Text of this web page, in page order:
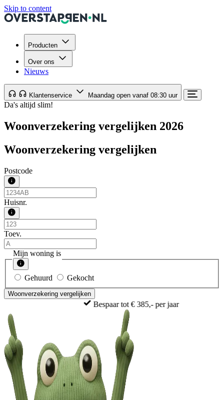
Skip to content
Producten
Over ons
Nieuws
Klantenservice Maandag open vanaf 08:30 uur
Da's altijd slim!
Woonverzekering vergelijken 2026
Woonverzekering vergelijken
Postcode
Huisnr.
Toev.
Mijn woning is
Gehuurd Gekocht
Woonverzekering vergelijken
Bespaar tot € 385,- per jaar